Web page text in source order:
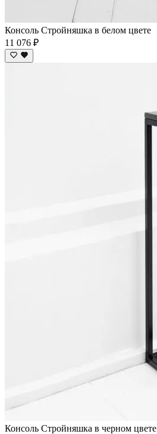
Консоль Стройняшка в белом цвете
11 076 ₽
Консоль Стройняшка в черном цвете